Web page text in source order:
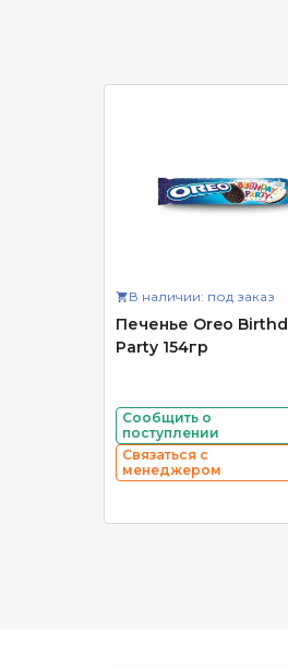
В наличии: под заказ
Печенье Oreo
Party 154гр
Сообщить о
поступлении
Связаться с
менеджером